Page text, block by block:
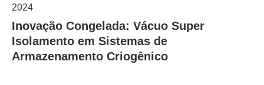
2024
Inovação Congelada: Vácuo Super
Isolamento em Sistemas de
Armazenamento Criogênico